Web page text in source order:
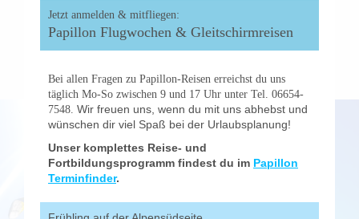
Jetzt anmelden & mitfliegen:
Papillon Flugwochen & Gleitschirmreisen
Bei allen Fragen zu Papillon-Reisen erreichst du uns
täglich Mo-So zwischen 9 und 17 Uhr unter Tel. 06654-
7548. Wir freuen uns, wenn du mit uns abhebst und
wünschen dir viel Spaß bei der Urlaubsplanung!
Unser komplettes Reise- und
Fortbildungsprogramm findest du im Papillon
Terminfinder.